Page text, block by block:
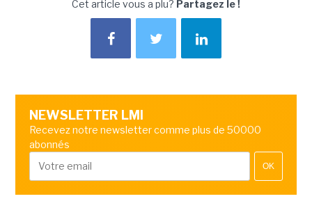
Cet article vous a plu? Partagez le !
NEWSLETTER LMI
Recevez notre newsletter comme plus de 50000
abonnés
OK